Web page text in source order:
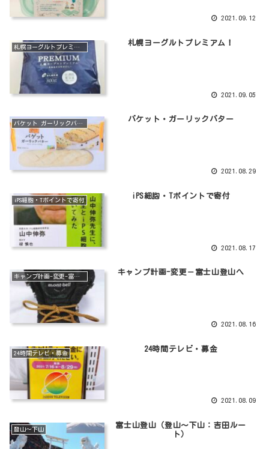
2021.09.12
札幌ヨーグルトプレミアム 札幌ヨーグルトプレミアム！
2021.09.05
バケット ガーリックバタ― バケット・ガーリックバター
2021.08.29
iPS細胞・Tポイントで寄付 iPS細胞・Tポイントで寄付
2021.08.17
キャンプ計画-変更-富士山登山へ キャンプ計画-変更－富士山登山へ
2021.08.16
24時間テレビ・募金 24時間テレビ・募金
2021.08.09
登山～下山
富士山登山（登山～下山：吉田ルー
ト）